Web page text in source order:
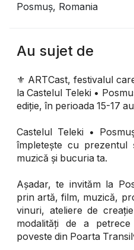
Posmuș, Romania
Au sujet de
⚜️ ARTCast, festivalul
la Castelul Teleki •
ediție, în perioada 15-17
Castelul Teleki •
împletește cu
muzică și bucuria ta.
Așadar, te invităm la
prin artă, film, muzică,
vinuri, ateliere de
modalități de a
poveste din Poarta